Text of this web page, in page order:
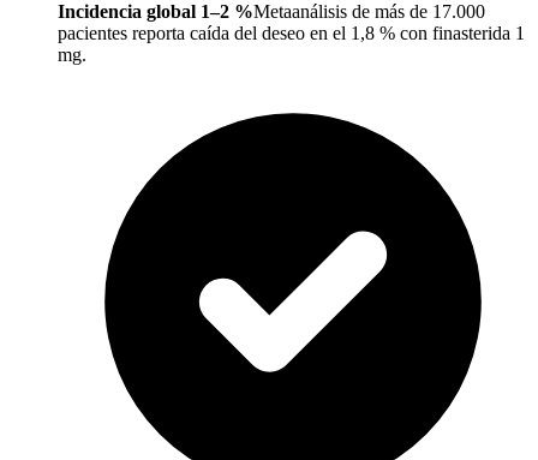
Incidencia global 1–2 %Metaanálisis de más de 17.000
pacientes reporta caída del deseo en el 1,8 % con finasterida 1
mg.